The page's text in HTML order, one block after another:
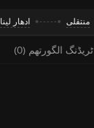
ٹریڈنگ الگورتھم (
0
)
منتقلی ادھار لینا